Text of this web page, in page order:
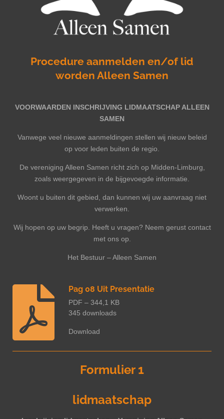
Procedure aanmelden en/of lid
worden Alleen Samen
VOORWAARDEN INSCHRIJVING LIDMAATSCHAP ALLEEN
SAMEN
Vanwege veel nieuwe aanmeldingen stellen wij nieuw beleid
op voor leden buiten de regio.
De vereniging Alleen Samen richt zich op Midden-Limburg,
zoals weergegeven in de bijgevoegde informatie.
Woont u buiten dit gebied, dan kunnen wij uw aanvraag niet
verwerken.
Wij hopen op uw begrip. Heeft u vragen? Neem gerust contact
met ons op.
Het Bestuur – Alleen Samen
Pag 08 Uit Presentatie
PDF – 344,1 KB
345 downloads
Download
Formulier 1
lidmaatschap